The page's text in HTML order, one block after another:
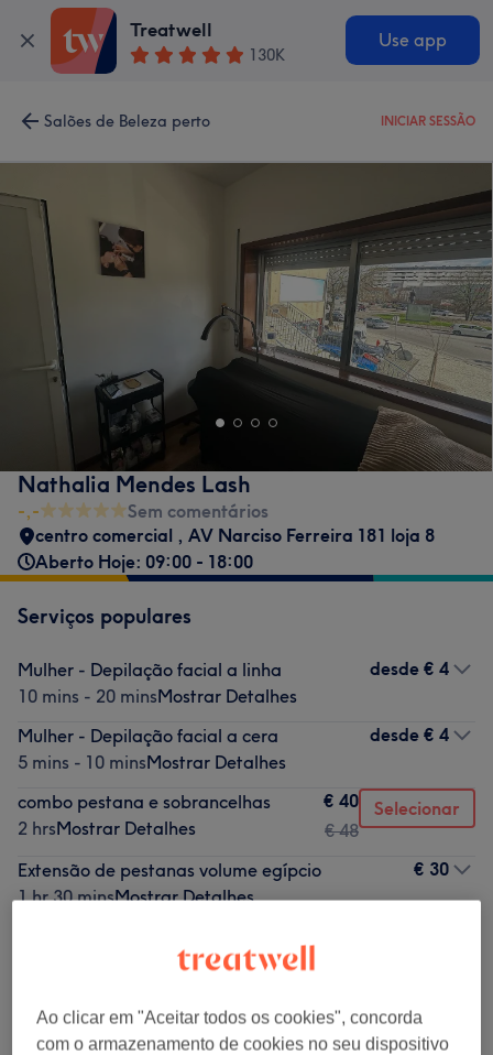
Treatwell
130K
Use app
Salões de Beleza perto INICIAR SESSÃO
Nathalia Mendes Lash
-,-
Sem comentários
centro comercial , AV Narciso Ferreira 181 loja 8
Aberto Hoje: 09:00 - 18:00
Serviços populares
Mulher - Depilação facial a linha
10 mins - 20 minsMostrar Detalhes
desde € 4
Mulher - Depilação facial a cera
5 mins - 10 minsMostrar Detalhes
desde € 4
combo pestana e sobrancelhas
2 hrsMostrar Detalhes
€ 40
€ 48
Selecionar
Extensão de pestanas volume egípcio
1 hr 30 minsMostrar Detalhes
€ 30
Mostrar Detalhes
Procurar serviços
Ao clicar em "Aceitar todos os cookies", concorda
com o armazenamento de cookies no seu dispositivo